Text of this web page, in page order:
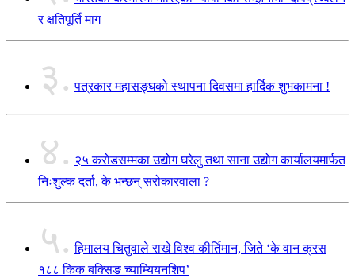
र क्षतिपूर्ति माग
३. पत्रकार महासङ्घको स्थापना दिवसमा हार्दिक शुभकामना !
४. २५ करोडसम्मका उद्योग घरेलु तथा साना उद्योग कार्यालयमार्फत
निःशुल्क दर्ता, के भन्छन् सरोकारवाला ?
५. हिमालय चितुवाले राखे विश्व कीर्तिमान, जिते ‘के वान क्रस
१८८ किक बक्सिङ च्याम्यियनशिप’